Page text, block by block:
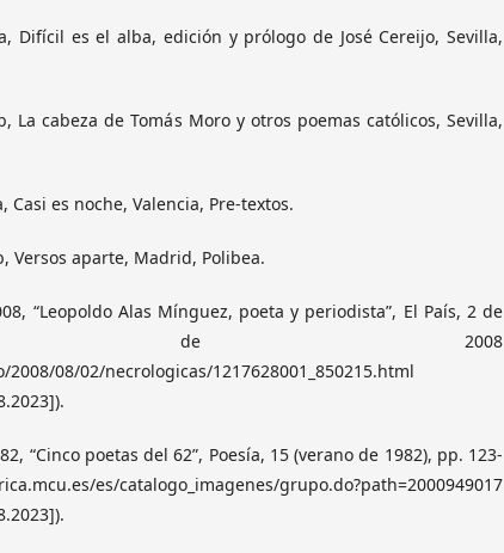
Difícil es el alba, edición y prólogo de José Cereijo, Sevilla,
La cabeza de Tomás Moro y otros poemas católicos, Sevilla,
Casi es noche, Valencia, Pre-textos.
Versos aparte, Madrid, Polibea.
“Leopoldo Alas Mínguez, poeta y periodista”, El País, 2 de
de 2008
08/02/necrologicas/1217628001_850215.html
“Cinco poetas del 62”, Poesía, 15 (verano de 1982), pp. 123-
es/catalogo_imagenes/grupo.do?path=2000949017